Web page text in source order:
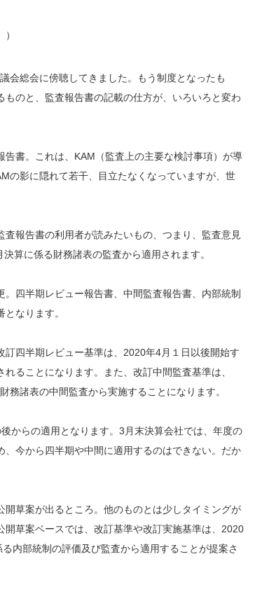
。）
会総会に傍聴してきました。もう制度となったも
のと、監査報告書の記載の仕方が、いろいろと変わ
書。これは、KAM（監査上の主要な検討事項）が導
の影に隠れて若干、目立たなくなっていますが、世
報告書の利用者が読みたいもの、つまり、監査意見
算に係る財務諸表の監査から適用されます。
四半期レビュー報告書、中間監査報告書、内部統制
なります。
四半期レビュー基準は、2020年4月１日以後開始す
ることになります。また、改訂中間監査基準は、
諸表の中間監査から実施することになります。
からの適用となります。3月末決算会社では、年度の
今から四半期や中間に適用するのはできない。だか
草案が出るところ。他のものとは少しタイミングが
草案ベースでは、改訂基準や改訂実施基準は、2020
内部統制の評価及び監査から適用することが提案さ